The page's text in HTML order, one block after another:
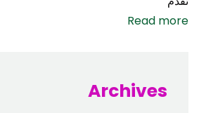
Read more
Archives